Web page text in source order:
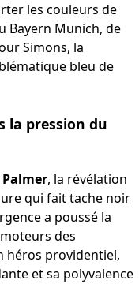
les couleurs de
Bayern Munich, de
Simons, la
bleu de
la pression du
Palmer, la révélation
qui fait tache noir
a poussé la
des
héros providentiel,
et sa polyvalence